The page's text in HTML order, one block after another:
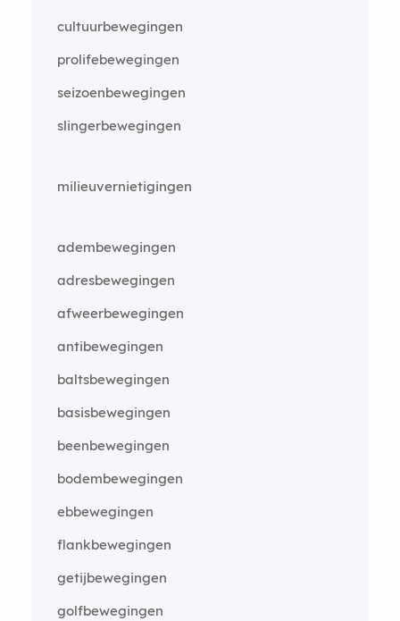
cultuurbewegingen
prolifebewegingen
seizoenbewegingen
slingerbewegingen
milieuvernietigingen
adembewegingen
adresbewegingen
afweerbewegingen
antibewegingen
baltsbewegingen
basisbewegingen
beenbewegingen
bodembewegingen
ebbewegingen
flankbewegingen
getijbewegingen
golfbewegingen